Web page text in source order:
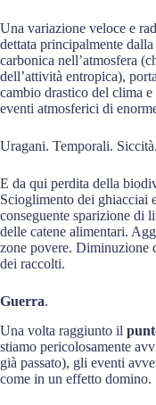
Una variazione veloce e
dettata principalmente
carbonica nell’atmosfera
dell’attività entropica),
cambio drastico del clima
eventi atmosferici di
Uragani. Temporali.
E da qui perdita della
Scioglimento dei ghiacciai
conseguente sparizione di
delle catene alimentari.
zone povere. Diminuzione
dei raccolti.
Guerra.
Una volta raggiunto il
stiamo pericolosamente
già passato), gli eventi
come in un effetto domino.